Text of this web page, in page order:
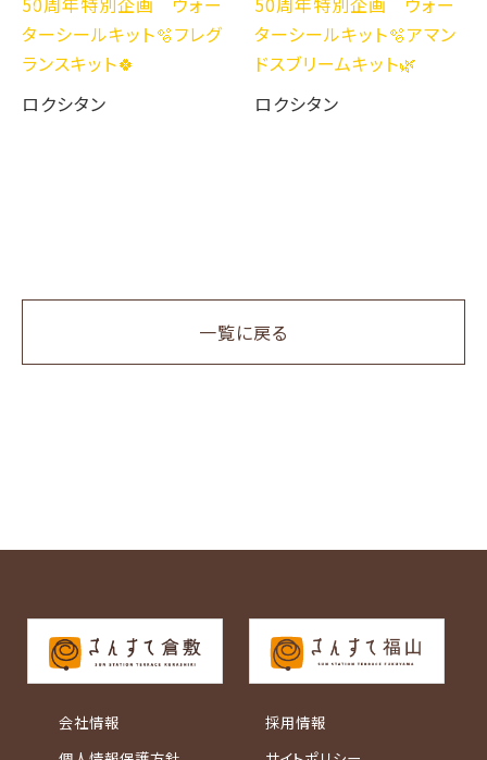
ターシールキット🫧フレグ
ランスキット🍀
ロクシタン
ターシールキット🫧アマン
ドスブリームキット🌿
ロクシタン
一覧に戻る
会社情報
採用情報